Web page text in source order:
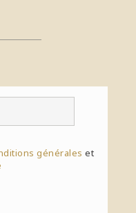
générales et